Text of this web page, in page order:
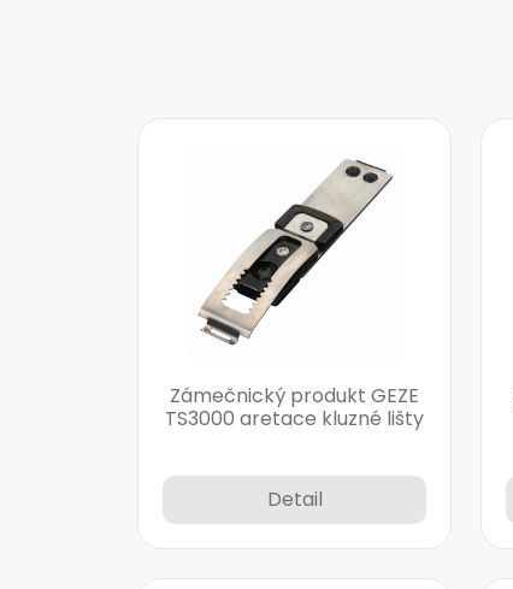
Zámečnický produkt GEZE
TS3000 aretace kluzné lišty
Detail